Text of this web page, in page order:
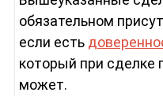
обязательном
если есть
который при сделке
может.